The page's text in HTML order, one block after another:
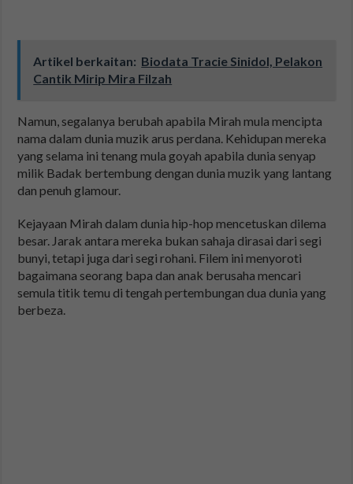
Artikel berkaitan: Biodata Tracie Sinidol, Pelakon
Cantik Mirip Mira Filzah
Namun, segalanya berubah apabila Mirah mula mencipta
nama dalam dunia muzik arus perdana. Kehidupan mereka
yang selama ini tenang mula goyah apabila dunia senyap
milik Badak bertembung dengan dunia muzik yang lantang
dan penuh glamour.
Kejayaan Mirah dalam dunia hip-hop mencetuskan dilema
besar. Jarak antara mereka bukan sahaja dirasai dari segi
bunyi, tetapi juga dari segi rohani. Filem ini menyoroti
bagaimana seorang bapa dan anak berusaha mencari
semula titik temu di tengah pertembungan dua dunia yang
berbeza.